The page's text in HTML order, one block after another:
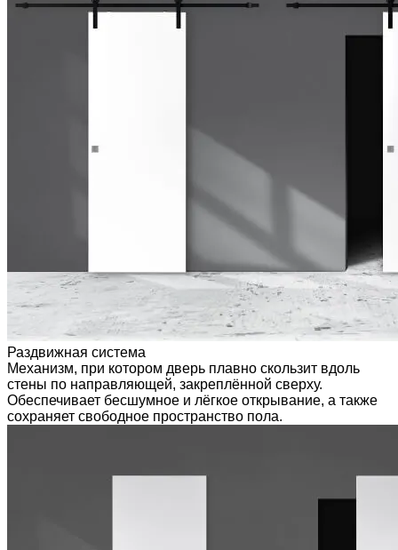
Раздвижная система
Механизм, при котором дверь плавно скользит вдоль
стены по направляющей, закреплённой сверху.
Обеспечивает бесшумное и лёгкое открывание, а также
сохраняет свободное пространство пола.